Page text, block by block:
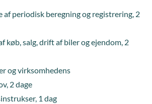
af periodisk beregning og registrering, 2
køb, salg, drift af biler og ejendom, 2
og virksomhedens
2 dage
1 dag